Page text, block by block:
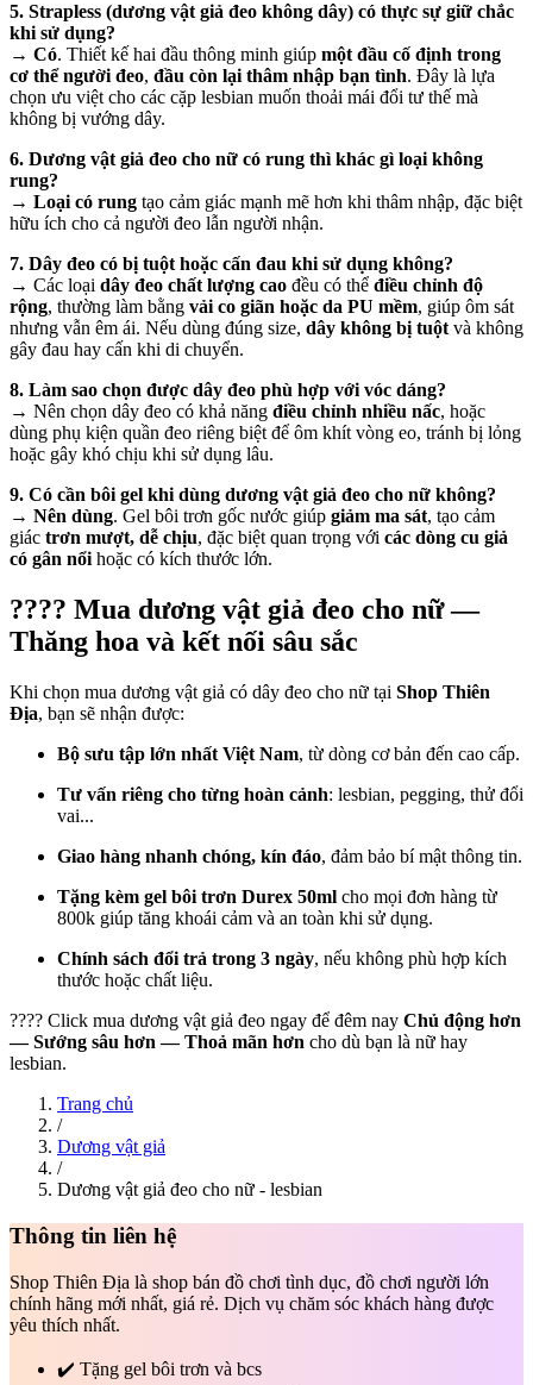
5. Strapless (dương vật giả đeo không dây) có thực sự giữ chắc
khi sử dụng?
→ Có. Thiết kế hai đầu thông minh giúp một đầu cố định trong
cơ thể người đeo, đầu còn lại thâm nhập bạn tình. Đây là lựa
chọn ưu việt cho các cặp lesbian muốn thoải mái đổi tư thế mà
không bị vướng dây.
6. Dương vật giả đeo cho nữ có rung thì khác gì loại không
rung?
→ Loại có rung tạo cảm giác mạnh mẽ hơn khi thâm nhập, đặc biệt
hữu ích cho cả người đeo lẫn người nhận.
7. Dây đeo có bị tuột hoặc cấn đau khi sử dụng không?
→ Các loại dây đeo chất lượng cao đều có thể điều chỉnh độ
rộng, thường làm bằng vải co giãn hoặc da PU mềm, giúp ôm sát
nhưng vẫn êm ái. Nếu dùng đúng size, dây không bị tuột và không
gây đau hay cấn khi di chuyển.
8. Làm sao chọn được dây đeo phù hợp với vóc dáng?
→ Nên chọn dây đeo có khả năng điều chỉnh nhiều nấc, hoặc
dùng phụ kiện quần đeo riêng biệt để ôm khít vòng eo, tránh bị lỏng
hoặc gây khó chịu khi sử dụng lâu.
9. Có cần bôi gel khi dùng dương vật giả đeo cho nữ không?
→ Nên dùng. Gel bôi trơn gốc nước giúp giảm ma sát, tạo cảm
giác trơn mượt, dễ chịu, đặc biệt quan trọng với các dòng cu giả
có gân nổi hoặc có kích thước lớn.
???? Mua dương vật giả đeo cho nữ —
Thăng hoa và kết nối sâu sắc
Khi chọn mua dương vật giả có dây đeo cho nữ tại Shop Thiên
Địa, bạn sẽ nhận được:
Bộ sưu tập lớn nhất Việt Nam, từ dòng cơ bản đến cao cấp.
Tư vấn riêng cho từng hoàn cảnh: lesbian, pegging, thử đổi
vai...
Giao hàng nhanh chóng, kín đáo, đảm bảo bí mật thông tin.
Tặng kèm gel bôi trơn Durex 50ml cho mọi đơn hàng từ
800k giúp tăng khoái cảm và an toàn khi sử dụng.
Chính sách đổi trả trong 3 ngày, nếu không phù hợp kích
thước hoặc chất liệu.
???? Click mua dương vật giả đeo ngay để đêm nay Chủ động hơn
— Sướng sâu hơn — Thoả mãn hơn cho dù bạn là nữ hay
lesbian.
Trang chủ
/
Dương vật giả
/
Dương vật giả đeo cho nữ - lesbian
Thông tin liên hệ
Shop Thiên Địa là shop bán đồ chơi tình dục, đồ chơi người lớn
chính hãng mới nhất, giá rẻ. Dịch vụ chăm sóc khách hàng được
yêu thích nhất.
✔️ Tặng gel bôi trơn và bcs